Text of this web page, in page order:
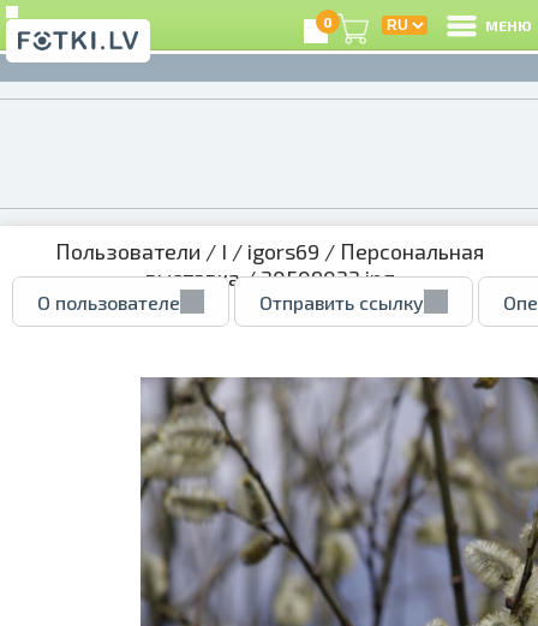
0 МЕНЮ
Пользователи / I / igors69 / Персональная
выставка/ 30509033.jpg
О пользователе Отправить ссылку